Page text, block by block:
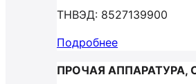
ТНВЭД: 8527139900
Подробнее
ПРОЧАЯ АППАРАТУРА,